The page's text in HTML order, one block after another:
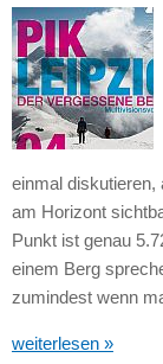
einmal diskutieren,
am Horizont
Punkt ist genau
einem Berg
zumindest wenn
weiterlesen »